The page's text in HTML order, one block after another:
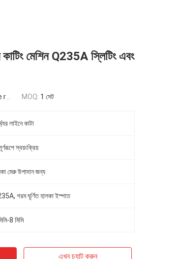
কাটিং মেশিন Q235A স্লিটিং এবং
MOQ: 1 সেট
লাইনে কাটা
স্বয়ংক্রিয়
মেরু উপাদান জন্য
গরম ঘূর্ণিত হালকা ইস্পাত
8 মিমি
এখন চ্যাট করুন